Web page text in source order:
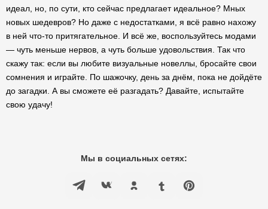
идеал, но, по сути, кто сейчас предлагает идеальное? Мных
новых шедевров? Но даже с недостатками, я всё равно нахожу
в ней что-то притягательное. И всё же, воспользуйтесь модами
— чуть меньше нервов, а чуть больше удовольствия. Так что
скажу так: если вы любите визуальные новеллы, бросайте свои
сомнения и играйте. По шажочку, день за днём, пока не дойдёте
до загадки. А вы сможете её разгадать? Давайте, испытайте
свою удачу!
Мы в социальных сетях: